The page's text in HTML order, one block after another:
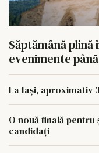
Săptămână
evenimente
La Iași, aproximativ
O nouă finală pentru
candidați